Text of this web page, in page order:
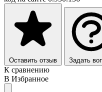
Оставить отзыв Задать
К сравнению
В Избранное